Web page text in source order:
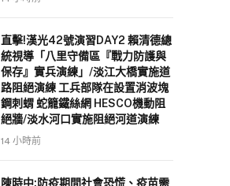
直擊!漢光42號演習DAY2 賴清德總
統視導「八里守備區『戰力防護與
保存』實兵演練」/淡江大橋實施道
路阻絕演練 工兵部隊在設置消波塊
鋼刺蝟 蛇籠鐵絲網 HESCO機動阻
絕牆/淡水河口實施阻絕河道演練
14 小時前
陳時中:防疫期間社會恐慌、疫苗需